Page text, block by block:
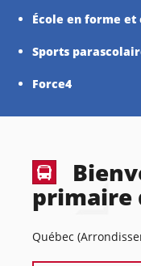
École en forme et
Sports
Force4
primaire
Québec